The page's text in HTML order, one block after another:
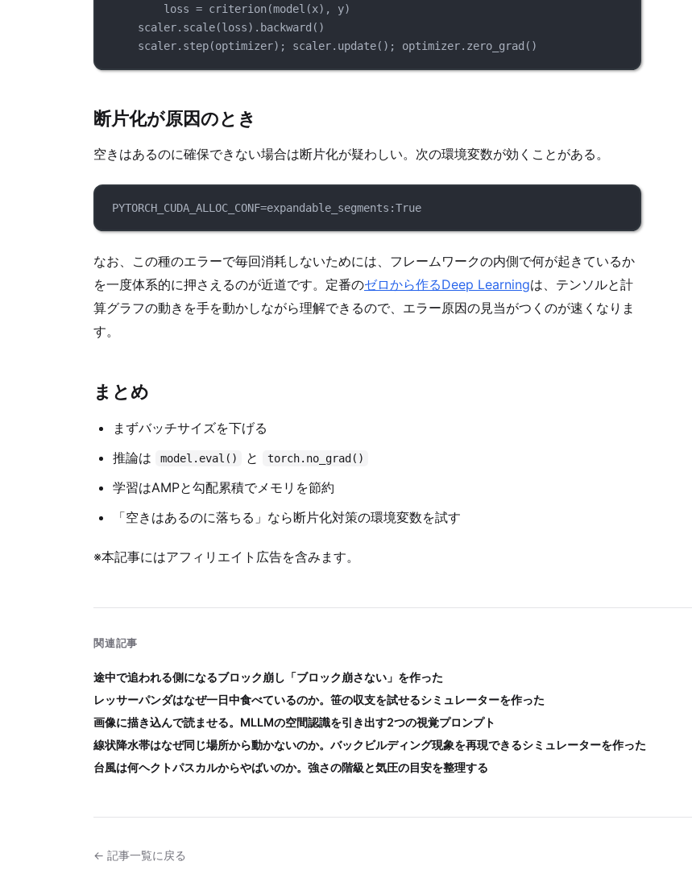
loss = criterion(model (x), y)
scaler. scale(loss). backward ()
scaler. step(optimizer); scaler. update(); optimizer. zero_grad ()
断片化が原因のとき
空きはあるのに確保できない場合は断片化が疑わしい。次の環境変数が効くことがある。
PYTORCH_CUDA_ALLOC_CONF=expandable_segments:True
なお、この種のエラーで毎回消耗しないためには、フレームワークの内側で何が起きているか
を一度体系的に押さえるのが近道です。定番のゼロから作るDeep Learningは、テンソルと計
算グラフの動きを手を動かしながら理解できるので、エラー原因の見当がつくのが速くなりま
す。
まとめ
まずバッチサイズを下げる
推論は
model.eval() と torch.no_grad()
学習はAMPと勾配累積でメモリを節約
「空きはあるのに落ちる」なら断片化対策の環境変数を試す
※本記事にはアフィリエイト広告を含みます。
関連記事
途中で追われる側になるブロック崩し「ブロック崩さない」を作った
レッサーパンダはなぜ一日中食べているのか。笹の収支を試せるシミュレーターを作った
画像に描き込んで読ませる。MLLMの空間認識を引き出す2つの視覚プロンプト
線状降水帯はなぜ同じ場所から動かないのか。バックビルディング現象を再現できるシミュレーターを作った
台風は何ヘクトパスカルからやばいのか。強さの階級と気圧の目安を整理する
← 記事一覧に戻る